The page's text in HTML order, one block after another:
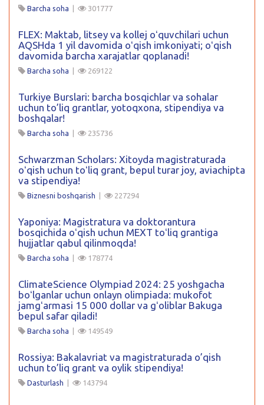
Barcha soha 301777
FLEX: Maktab, litsey va kollej oʻquvchilari uchun
AQSHda 1 yil davomida oʻqish imkoniyati; oʻqish
davomida barcha xarajatlar qoplanadi!
Barcha soha 269122
Turkiye Burslari: barcha bosqichlar va sohalar
uchun to’liq grantlar, yotoqxona, stipendiya va
boshqalar!
Barcha soha 235736
Schwarzman Scholars: Xitoyda magistraturada
oʻqish uchun toʻliq grant, bepul turar joy, aviachipta
va stipendiya!
Biznesni boshqarish 227294
Yaponiya: Magistratura va doktorantura
bosqichida oʻqish uchun MEXT toʻliq grantiga
hujjatlar qabul qilinmoqda!
Barcha soha 178774
ClimateScience Olympiad 2024: 25 yoshgacha
boʻlganlar uchun onlayn olimpiada: mukofot
jamgʻarmasi 15 000 dollar va gʻoliblar Bakuga
bepul safar qiladi!
Barcha soha 149549
Rossiya: Bakalavriat va magistraturada o’qish
uchun to’liq grant va oylik stipendiya!
Dasturlash 143794